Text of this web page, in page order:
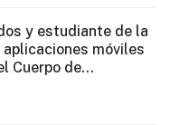
y estudiante de la
aplicaciones móviles
Cuerpo de